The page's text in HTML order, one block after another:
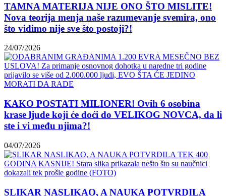
TAMNA MATERIJA NIJE ONO ŠTO MISLITE!
Nova teorija menja naše razumevanje svemira, ono
što vidimo nije sve što postoji?!
24/07/2026
KAKO POSTATI MILIONER! Ovih 6 osobina
krase ljude koji će doći do VELIKOG NOVCA, da li
ste i vi među njima?!
04/07/2026
SLIKAR NASLIKAO, A NAUKA POTVRDILA